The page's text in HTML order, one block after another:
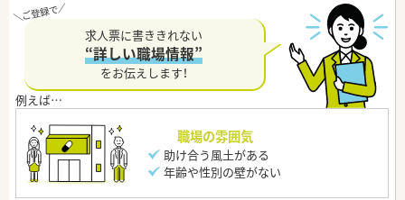
求人票に書ききれない
“詳しい職場情報”
をお伝えします！
職場の雰囲気
助け合う風土がある
年齢や性別の壁がない